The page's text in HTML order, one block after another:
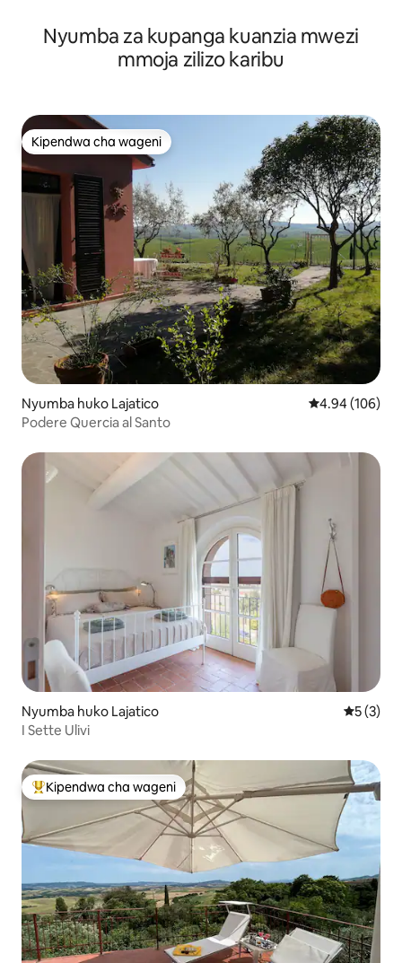
Nyumba za kupanga kuanzia mwezi
mmoja zilizo karibu
Kipendwa cha wageni
Kipendwa cha wageni
Nyumba huko Lajatico Ukadiriaji wa
4.94 (106)
Podere Quercia al Santo
Nyumba huko Lajatico
5 (3)
I Sette Ulivi
Kipendwa maarufu cha wageni
Kipendwa cha wageni